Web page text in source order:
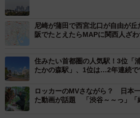
尼崎が蒲田で西宮北口が自由が
阪でたとえたらMAPに関西人ざわ
住みたい首都圏の人気駅！3位「
たかの森駅」、1位は…2年連続で
ロッカーのMVさながら？ 日本
た動画が話題 「渋谷～～っ」「